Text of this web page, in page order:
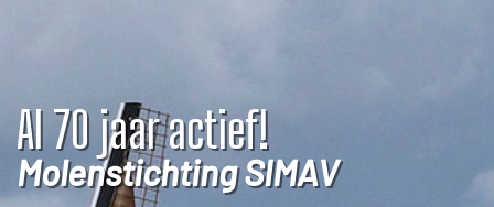
actief!
SIMAV